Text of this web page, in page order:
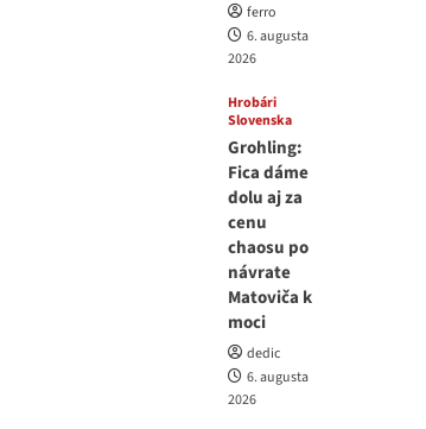
ferro
6. augusta
2026
Hrobári
Slovenska
Grohling:
Fica dáme
dolu aj za
cenu
chaosu po
návrate
Matoviča k
moci
dedic
6. augusta
2026